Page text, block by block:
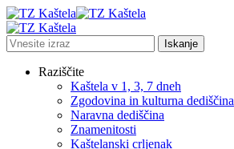
Raziščite
Kaštela v 1, 3, 7 dneh
Zgodovina in kulturna dediščina
Naravna dediščina
Znamenitosti
Kaštelanski crljenak